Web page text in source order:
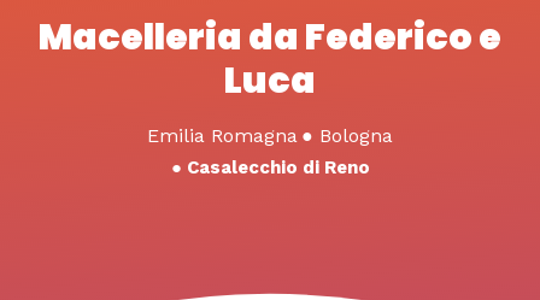
Macelleria da Federico e
Luca
Emilia Romagna ● Bologna
● Casalecchio di Reno